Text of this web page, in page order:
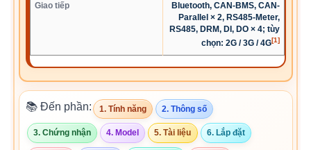
Giao tiếp
Bluetooth, CAN-BMS, CAN-
Parallel × 2, RS485-Meter,
RS485, DRM, DI, DO × 4; tùy
chọn: 2G / 3G / 4G[1]
📚 Đến phần: 1. Tính năng 2. Thông số
3. Chứng nhận 4. Model 5. Tài liệu 6. Lắp đặt